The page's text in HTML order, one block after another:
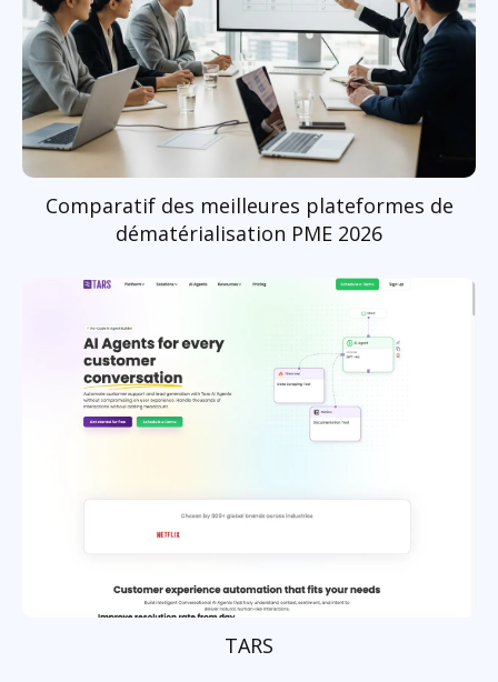
Comparatif des meilleures plateformes de
dématérialisation PME 2026
TARS